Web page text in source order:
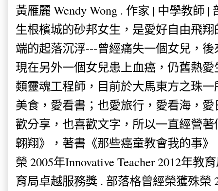
黃雁麗 Wendy Wong . 作家 | 中學教師 |
生根檳城的砂邦女生，是愛好自由飛
端的起落沉浮---曾經痛失一個女兒，
現在另外一個女兒患上血癌，仍舊熱
類靈魂工程師，目前於大馬東方之珠
美食，愛看書；也愛旅行，愛看海，
歡分享，也喜歡文字，所以一直經營
翺翔》，著書《那些癌童教會我的事
榮 2005年Innovative Teacher 2012年教
育局卓越服務獎 . 部落格曾經榮獲殊榮